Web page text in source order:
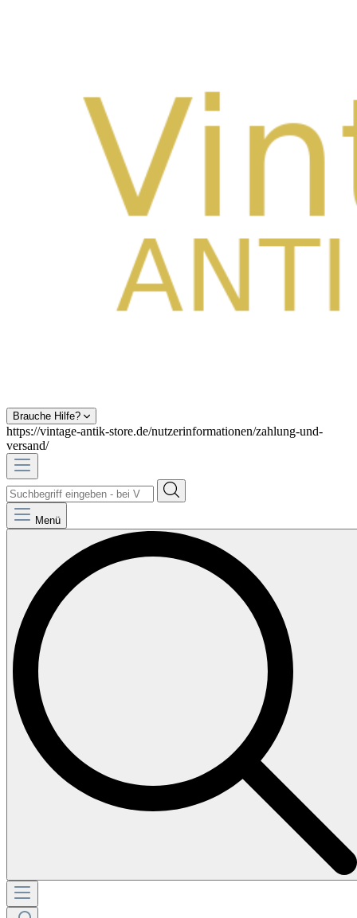
Brauche Hilfe?
https://vintage-antik-store.de/nutzerinformationen/zahlung-und-
versand/
Menü